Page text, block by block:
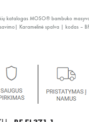
katalogas MOSO® bambuko
Karamelinė spalva | kodas –